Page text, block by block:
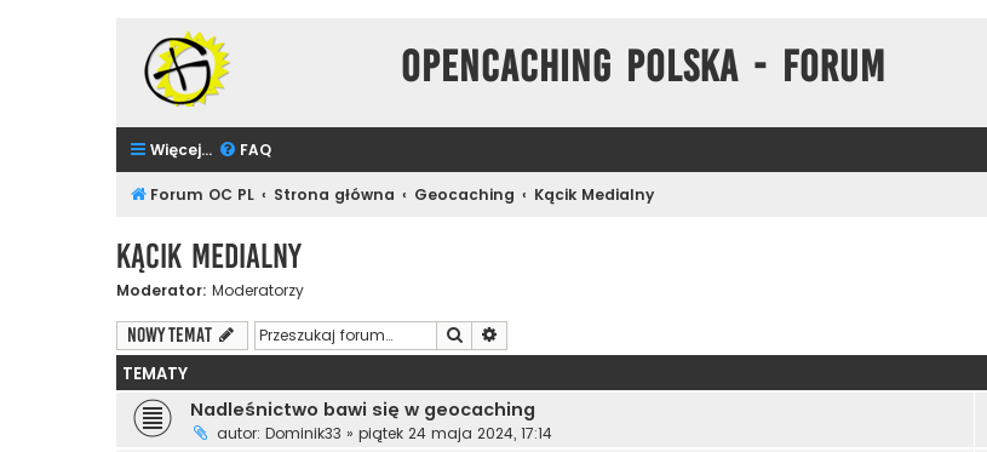
Opencaching Polska - Forum
Więcej… FAQ
Forum OC PL Strona główna Geocaching Kącik Medialny
Kącik Medialny
Moderator: Moderatorzy
NOWY TEMAT Szukaj
TEMATY
Nadleśnictwo bawi się w geocaching
autor: Dominik33 » piątek 24 maja 2024, 17:14